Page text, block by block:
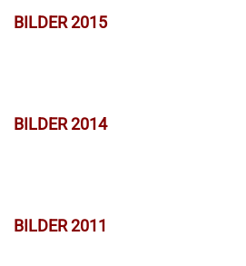
BILDER 2015
BILDER 2014
BILDER 2011